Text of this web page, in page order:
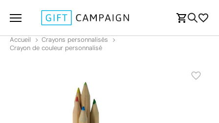
Accueil
Crayons personnalisés
Crayon de couleur personnalisé